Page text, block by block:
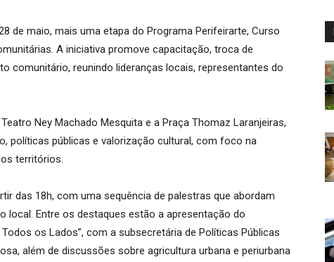
de maio, mais uma etapa do Programa Perifeirarte, Curso
A iniciativa promove capacitação, troca de
comunitário, reunindo lideranças locais, representantes do
Ney Machado Mesquita e a Praça Thomaz Laranjeiras,
políticas públicas e valorização cultural, com foco na
territórios.
das 18h, com uma sequência de palestras que abordam
local. Entre os destaques estão a apresentação do
os Lados”, com a subsecretária de Políticas Públicas
além de discussões sobre agricultura urbana e periurbana